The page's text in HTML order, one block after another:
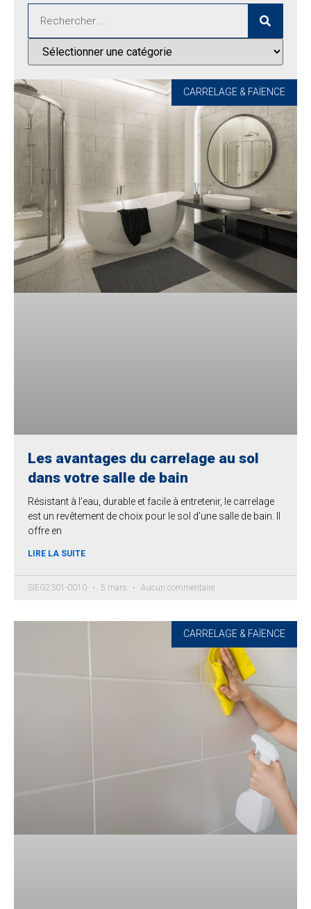
CARRELAGE & FAÏENCE
Les avantages du carrelage au sol
dans votre salle de bain
Résistant à l’eau, durable et facile à entretenir, le carrelage
est un revêtement de choix pour le sol d’une salle de bain. Il
offre en
LIRE LA SUITE
SIEG2301-0010 5 mars Aucun commentaire
CARRELAGE & FAÏENCE